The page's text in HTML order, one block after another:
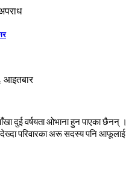
आइतबार
दुईवर्षयताओभानाहुनपाएकाछैनन् ।
देख्दापरिवारकाअरूसदस्यपनिआफूलाई